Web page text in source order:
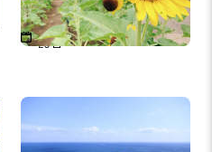
2026年7月10日～2026年8月
20日
望楼の芝と潮岬観光タワ
ー